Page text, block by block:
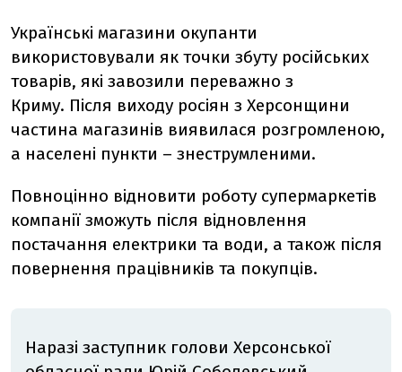
Українські магазини окупанти
використовували як точки збуту російських
товарів, які завозили переважно з
Криму. Після виходу росіян з Херсонщини
частина магазинів виявилася розгромленою,
а населені пункти – знеструмленими.
Повноцінно відновити роботу супермаркетів
компанії зможуть після відновлення
постачання електрики та води, а також після
повернення працівників та покупців.
Наразі заступник голови Херсонської